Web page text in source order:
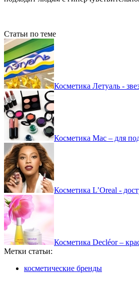
Статьи по теме
Косметика Летуаль -
Косметика Mac – для
Косметика L’Oreal -
Косметика Decléor –
Метки статьи:
косметические бренды